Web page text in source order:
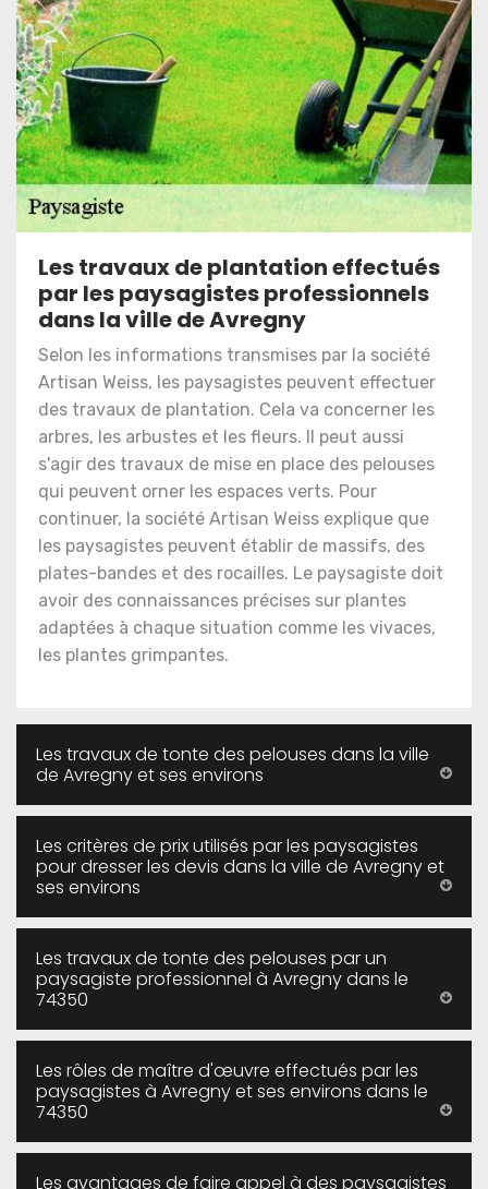
Les travaux de plantation effectués
par les paysagistes professionnels
dans la ville de Avregny
Selon les informations transmises par la société
Artisan Weiss, les paysagistes peuvent effectuer
des travaux de plantation. Cela va concerner les
arbres, les arbustes et les fleurs. Il peut aussi
s'agir des travaux de mise en place des pelouses
qui peuvent orner les espaces verts. Pour
continuer, la société Artisan Weiss explique que
les paysagistes peuvent établir de massifs, des
plates-bandes et des rocailles. Le paysagiste doit
avoir des connaissances précises sur plantes
adaptées à chaque situation comme les vivaces,
les plantes grimpantes.
Les travaux de tonte des pelouses dans la ville
de Avregny et ses environs
Les critères de prix utilisés par les paysagistes
pour dresser les devis dans la ville de Avregny et
ses environs
Les travaux de tonte des pelouses par un
paysagiste professionnel à Avregny dans le
74350
Les rôles de maître d'œuvre effectués par les
paysagistes à Avregny et ses environs dans le
74350
Les avantages de faire appel à des paysagistes